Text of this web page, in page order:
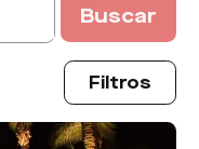
Buscar
Filtros